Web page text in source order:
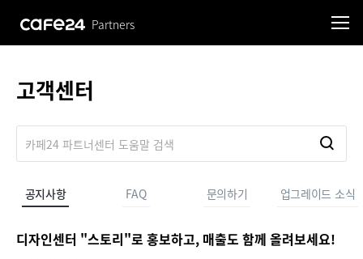
Partners
고객센터
공지사항 FAQ 문의하기 업그레이드 소식
디자인센터 "스토리"로 홍보하고, 매출도 함께 올려보세요!